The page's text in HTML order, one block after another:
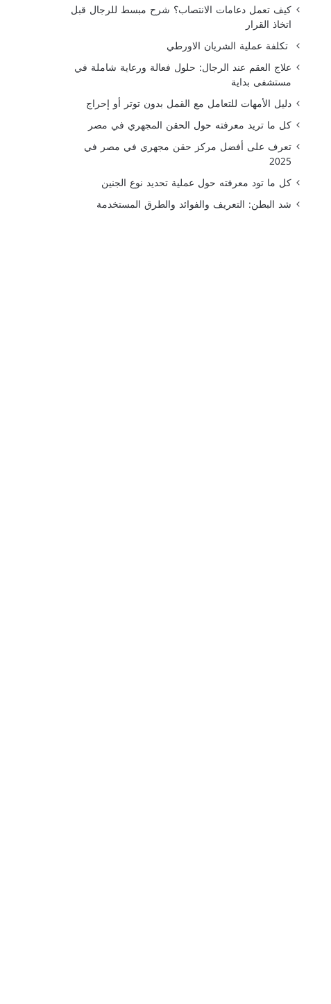
كيف تعمل دعامات الانتصاب؟ شرح مبسط للرجال قبل
اتخاذ القرار
تكلفة عملية الشريان الاورطي
علاج العقم عند الرجال: حلول فعالة ورعاية شاملة في
مستشفى بداية
دليل الأمهات للتعامل مع القمل بدون توتر أو إحراج
كل ما تريد معرفته حول الحقن المجهري في مصر
تعرف على أفضل مركز حقن مجهري في مصر في
2025
كل ما تود معرفته حول عملية تحديد نوع الجنين
شد البطن: التعريف والفوائد والطرق المستخدمة